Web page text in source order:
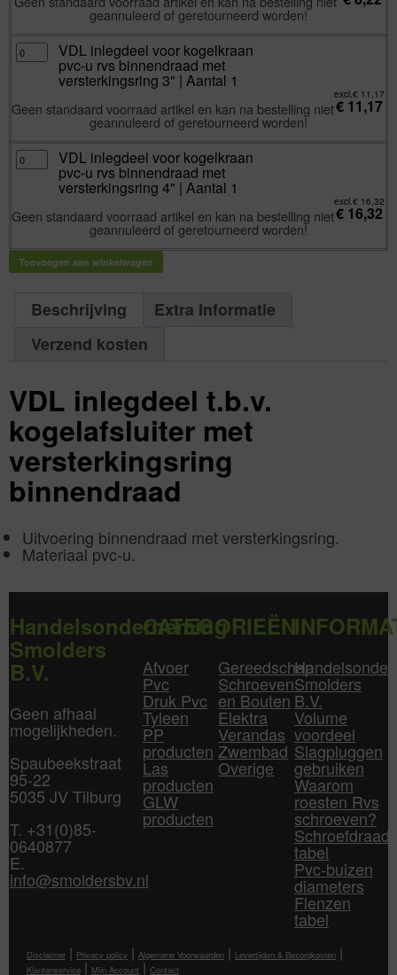
1
binnendraad
|
Aantal
1
geannuleerd of geretourneerd worden!
VDL
inlegdeel
voor
kogelkraan
rvs
binnendraad
|
Aantal
1
VDL inlegdeel voor kogelkraan
pvc-u rvs binnendraad met
versterkingsring 3" | Aantal 1
excl.€ 11,17
€ 11,17
Geen standaard voorraad artikel en kan na bestelling niet
geannuleerd of geretourneerd worden!
VDL
inlegdeel
voor
kogelkraan
rvs
binnendraad
4"
Aantal
VDL inlegdeel voor kogelkraan
pvc-u rvs binnendraad met
versterkingsring 4" | Aantal 1
excl.€ 16,32
€ 16,32
Geen standaard voorraad artikel en kan na bestelling niet
geannuleerd of geretourneerd worden!
Toevoegen aan winkelwagen
Beschrijving
Extra Informatie
Verzend kosten
VDL inlegdeel t.b.v.
kogelafsluiter met
versterkingsring
binnendraad
Uitvoering binnendraad met versterkingsring.
Materiaal pvc-u.
Handelsonderneming
Smolders
B.V.
Geen afhaal
mogelijkheden.
Spaubeekstraat
95-22
5035 JV Tilburg
T. +31(0)85-
0640877
E.
info@smoldersbv.nl
CATEGORIEËN
Afvoer
Pvc
Druk Pvc
Tyleen
PP
producten
Las
producten
GLW
producten
Gereedschap
Schroeven
en Bouten
Elektra
Verandas
Zwembad
Overige
Smolders
B.V.
Volume
voordeel
Slagpluggen
gebruiken
Waarom
roesten Rvs
schroeven?
Schroefdraad
tabel
Pvc-buizen
diameters
Flenzen
tabel
Disclaimer | Privacy policy | Algemene Voorwaarden | Levertijden & Bezorgkosten |
Klantenservice | Mijn Account | Contact